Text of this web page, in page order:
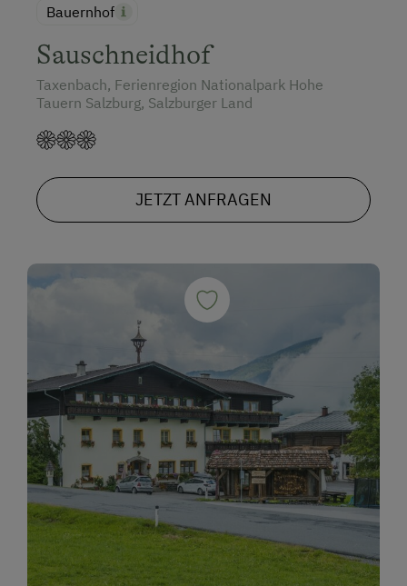
Bauernhof
Sauschneidhof
Taxenbach, Ferienregion Nationalpark Hohe
Tauern Salzburg, Salzburger Land
JETZT ANFRAGEN